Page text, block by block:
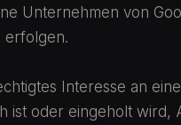
Unternehmen von
erfolgen.
Interesse an
oder eingeholt wird,